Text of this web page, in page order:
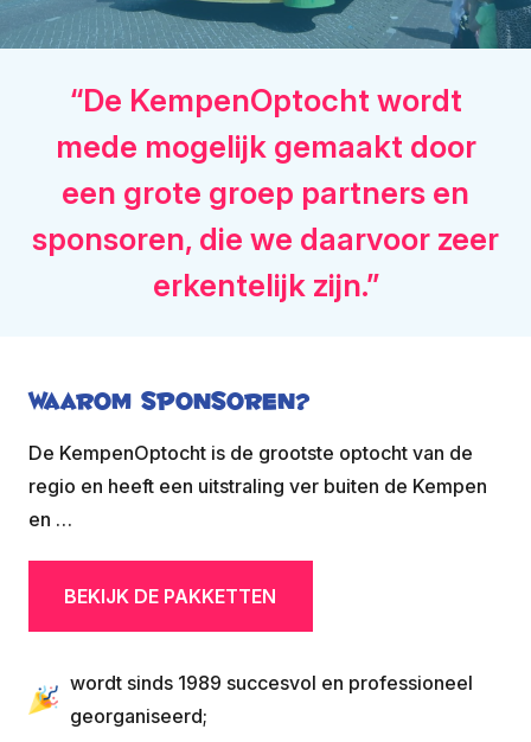
“De KempenOptocht wordt
mede mogelijk gemaakt door
een grote groep partners en
sponsoren, die we daarvoor zeer
erkentelijk zijn.”
Waarom sponsoren?
De KempenOptocht is de grootste optocht van de
regio en heeft een uitstraling ver buiten de Kempen
en …
BEKIJK DE PAKKETTEN
wordt sinds 1989 succesvol en professioneel
georganiseerd;